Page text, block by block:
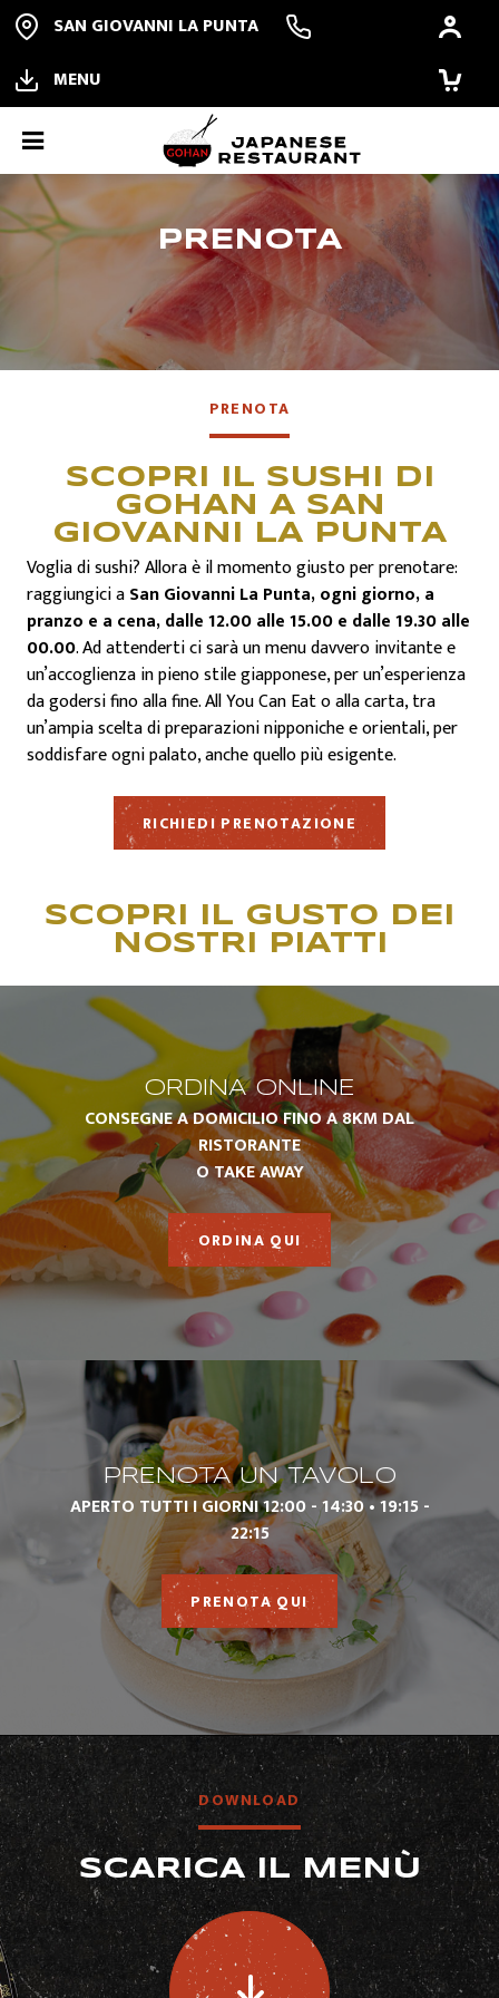
SAN GIOVANNI LA PUNTA
MENU
ORDINA ONLINE
PRENOTA
ALL YOU CAN EAT
QUALITÀ
CONTATTI
PRENOTA
PRENOTA
SCOPRI IL SUSHI DI
GOHAN A SAN
GIOVANNI LA PUNTA
Voglia di sushi? Allora è il momento giusto per prenotare:
raggiungici aSan Giovanni La Punta, ogni giorno, a
pranzo e a cena, dalle 12.00 alle 15.00 e dalle 19.30 alle
00.00. Ad attenderti ci sarà un menu davvero invitante e
un’accoglienza in pieno stile giapponese, per un’esperienza
da godersi fino alla fine. All You Can Eat o alla carta, tra
un’ampia scelta di preparazioni nipponiche e orientali, per
soddisfare ogni palato, anche quello più esigente.
RICHIEDI PRENOTAZIONE
SCOPRI IL GUSTO DEI
NOSTRI PIATTI
ORDINA ONLINE
CONSEGNE A DOMICILIO FINO A 8KM DAL
RISTORANTE
O TAKE AWAY
ORDINA QUI
PRENOTA UN TAVOLO
APERTO TUTTI I GIORNI 12:00 - 14:30 • 19:15 -
22:15
PRENOTA QUI
DOWNLOAD
SCARICA IL MENÙ